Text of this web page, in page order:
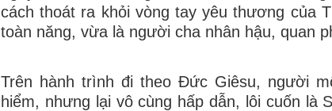
cách thoát ra khỏi vòng tay yêu thương của
toàn năng, vừa là người cha nhân hậu, quan
Trên hành trình đi theo Đức Giêsu, người
hiểm, nhưng lại vô cùng hấp dẫn, lôi cuốn là